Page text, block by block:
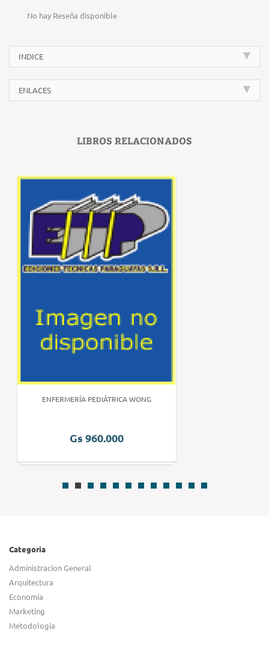
No hay Reseña disponible
INDICE
ENLACES
LIBROS RELACIONADOS
ENFERMERÍA PEDIÁTRICA WONG
Gs 960.000
Categoria
Administracion General
Arquitectura
Economia
Marketing
Metodologia